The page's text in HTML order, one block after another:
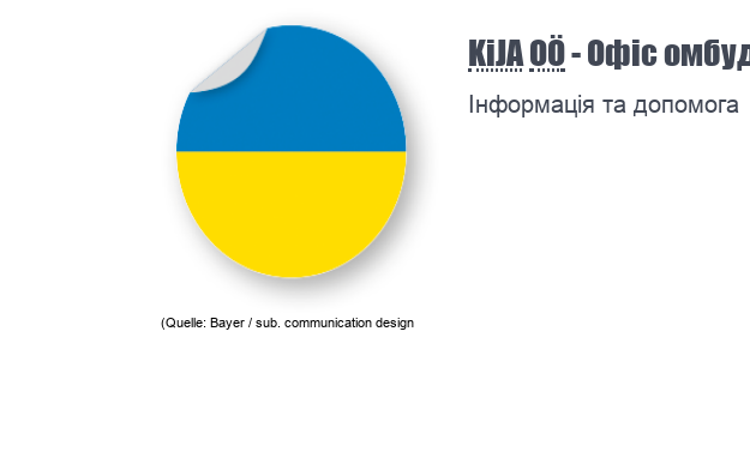
(Quelle: Bayer / sub. communication design
KiJAOÖ- Офіс
Інформація та допомога